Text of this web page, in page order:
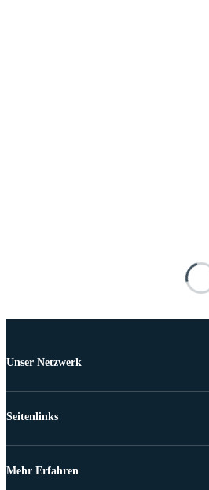
Unser Netzwerk
Seitenlinks
Mehr Erfahren